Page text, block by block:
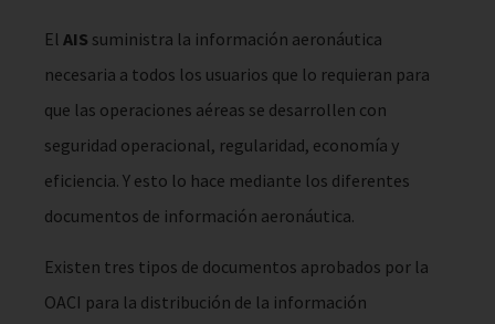
El AIS suministra la información aeronáutica
necesaria a todos los usuarios que lo requieran para
que las operaciones aéreas se desarrollen con
seguridad operacional, regularidad, economía y
eficiencia. Y esto lo hace mediante los diferentes
documentos de información aeronáutica.
Existen tres tipos de documentos aprobados por la
OACI para la distribución de la información